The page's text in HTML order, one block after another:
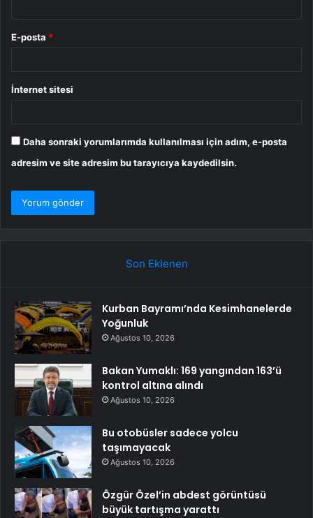
E-posta *
İnternet sitesi
Daha sonraki yorumlarımda kullanılması için adım, e-posta
adresim ve site adresim bu tarayıcıya kaydedilsin.
Son Eklenen
Kurban Bayramı’nda Kesimhanelerde
Yoğunluk
Ağustos 10, 2026
Bakan Yumaklı: 169 yangından 163’ü
kontrol altına alındı
Ağustos 10, 2026
Bu otobüsler sadece yolcu
taşımayacak
Ağustos 10, 2026
Özgür Özel’in abdest görüntüsü
büyük tartışma yarattı